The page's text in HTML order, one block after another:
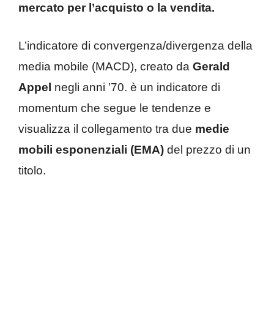
mercato per l’acquisto o la vendita.
L’indicatore di convergenza/divergenza della
media mobile (MACD), creato da Gerald
Appel negli anni ’70. è un indicatore di
momentum che segue le tendenze e
visualizza il collegamento tra due medie
mobili esponenziali (EMA) del prezzo di un
titolo.